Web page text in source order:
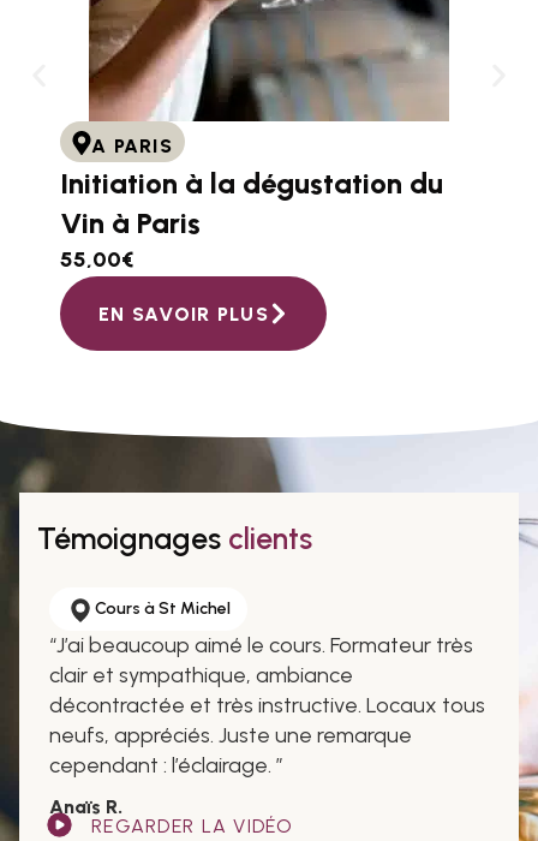
A PARIS
Initiation à la dégustation du
Vin à Paris
55,00€
EN SAVOIR PLUS
Témoignages clients
WSET 3, Masterclass de la Dégustation
“Les cours et les box de Yann sont justes
fantastiques.”
Martial L.
REGARDER LA VIDÉO